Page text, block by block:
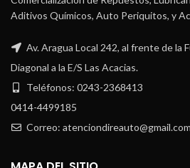
Aditivos Químicos, Auto Periquitos, y
Av. Aragua Local 242, al frente de la
Diagonal a la E/S Las Acacias.
Teléfonos: 0243-2368413
0414-4499185
Correo: atenciondireauto@gmail.com